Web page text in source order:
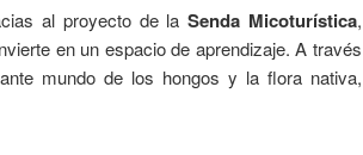
al proyecto de laSenda Micoturística,
en un espacio de aprendizaje. A través
mundo de los hongos y la flora nativa,